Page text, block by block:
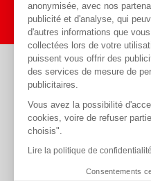
anonymisée, avec nos
publicité et d'analyse, qui
d'autres informations que
collectées lors de votre
puissent vous offrir des
des services de mesure de
publicitaires.
Vous avez la possibilité
cookies, voire de refuser
choisis".
Lire la politique de confidentialité
Consentements